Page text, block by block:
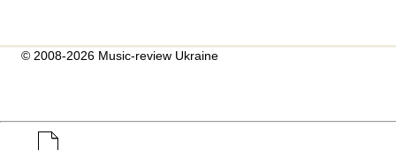
© 2008-2026 Music-review Ukraine